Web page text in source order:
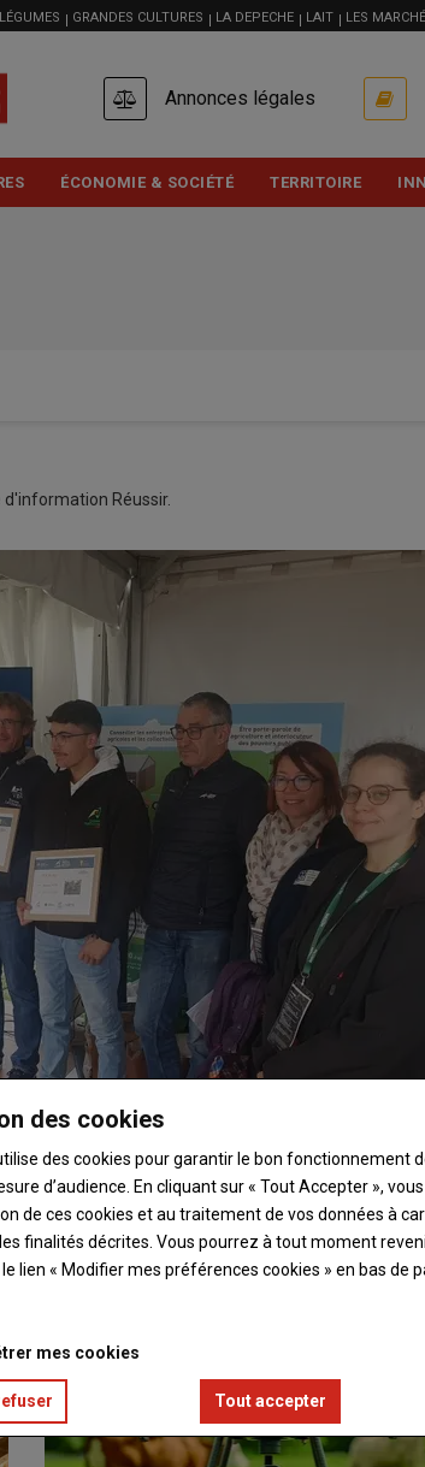
GRANDES CULTURES LA DEPECHE LAIT LES
ACCOUNT
Annonces légales
ÉCONOMIE & SOCIÉTÉ TERRITOIRE
d'information Réussir.
des « Trucs et astuces »
des cookies
des cookies pour garantir le bon fonctionnement
d’audience. En cliquant sur « Tout Accepter »,
de ces cookies et au traitement de vos données à
finalités décrites. Vous pourrez à tout moment
lien « Modifier mes préférences cookies » en bas de
mes cookies
Tout accepter